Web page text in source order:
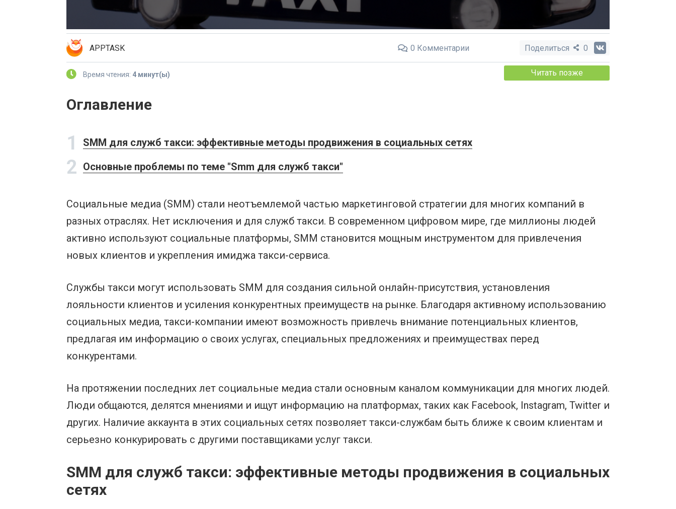
APPTASK 0 Комментарии Поделиться 0
Время чтения: 4 минут(ы) Читать позже
Оглавление
1 SMM для служб такси: эффективные методы продвижения в социальных сетях
2 Основные проблемы по теме "Smm для служб такси"
Социальные медиа (SMM) стали неотъемлемой частью маркетинговой стратегии для многих компаний в
разных отраслях. Нет исключения и для служб такси. В современном цифровом мире, где миллионы людей
активно используют социальные платформы, SMM становится мощным инструментом для привлечения
новых клиентов и укрепления имиджа такси-сервиса.
Службы такси могут использовать SMM для создания сильной онлайн-присутствия, установления
лояльности клиентов и усиления конкурентных преимуществ на рынке. Благодаря активному использованию
социальных медиа, такси-компании имеют возможность привлечь внимание потенциальных клиентов,
предлагая им информацию о своих услугах, специальных предложениях и преимуществах перед
конкурентами.
На протяжении последних лет социальные медиа стали основным каналом коммуникации для многих людей.
Люди общаются, делятся мнениями и ищут информацию на платформах, таких как Facebook, Instagram, Twitter и
других. Наличие аккаунта в этих социальных сетях позволяет такси-службам быть ближе к своим клиентам и
серьезно конкурировать с другими поставщиками услуг такси.
SMM для служб такси: эффективные методы продвижения в социальных
сетях